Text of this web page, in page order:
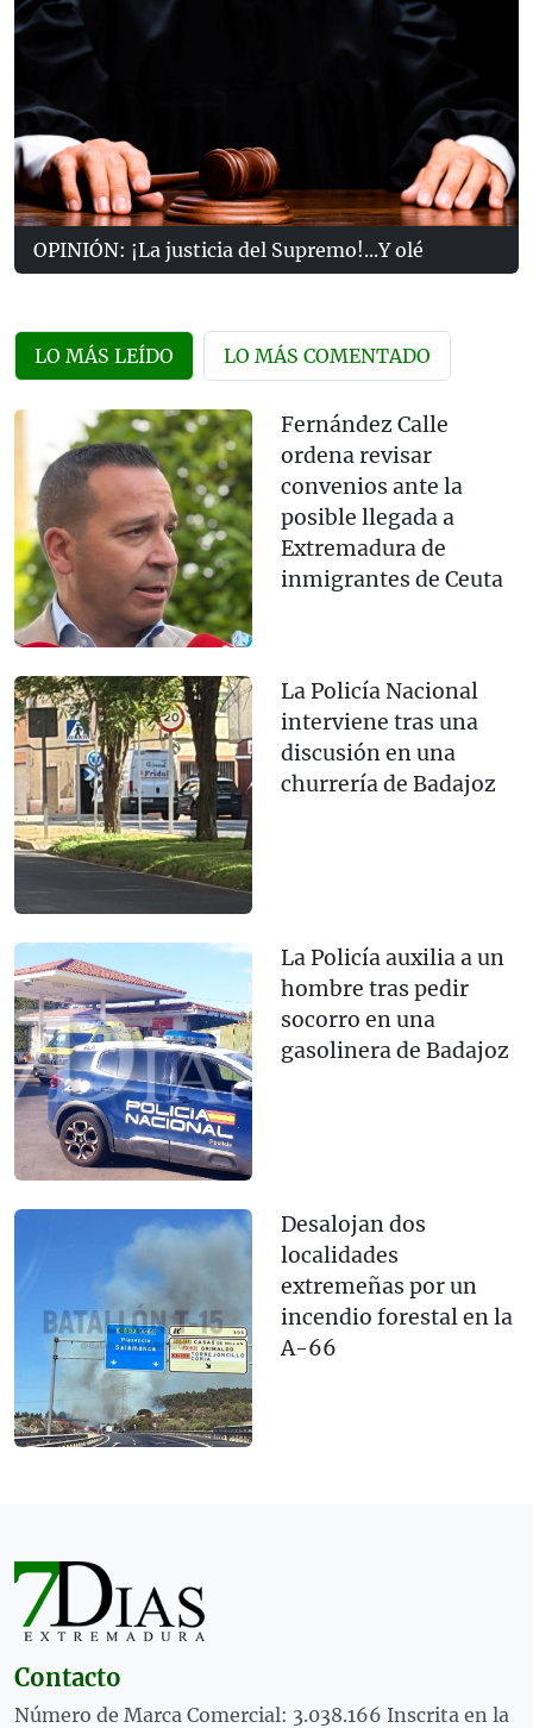
OPINIÓN: ¡La justicia del Supremo!...Y olé
LO MÁS LEÍDO LO MÁS COMENTADO
Fernández Calle
ordena revisar
convenios ante la
posible llegada a
Extremadura de
inmigrantes de Ceuta
La Policía Nacional
interviene tras una
discusión en una
churrería de Badajoz
La Policía auxilia a un
hombre tras pedir
socorro en una
gasolinera de Badajoz
Desalojan dos
localidades
extremeñas por un
incendio forestal en la
A-66
Contacto
Número de Marca Comercial: 3.038.166 Inscrita en la